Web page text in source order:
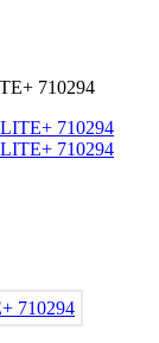
710294